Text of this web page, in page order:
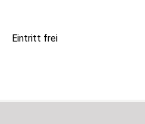
Eintritt frei